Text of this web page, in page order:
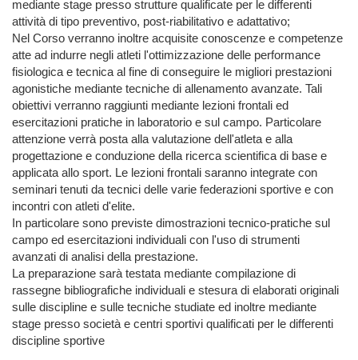
mediante stage presso strutture qualificate per le differenti
attività di tipo preventivo, post-riabilitativo e adattativo;
Nel Corso verranno inoltre acquisite conoscenze e competenze
atte ad indurre negli atleti l'ottimizzazione delle performance
fisiologica e tecnica al fine di conseguire le migliori prestazioni
agonistiche mediante tecniche di allenamento avanzate. Tali
obiettivi verranno raggiunti mediante lezioni frontali ed
esercitazioni pratiche in laboratorio e sul campo. Particolare
attenzione verrà posta alla valutazione dell'atleta e alla
progettazione e conduzione della ricerca scientifica di base e
applicata allo sport. Le lezioni frontali saranno integrate con
seminari tenuti da tecnici delle varie federazioni sportive e con
incontri con atleti d'elite.
In particolare sono previste dimostrazioni tecnico-pratiche sul
campo ed esercitazioni individuali con l'uso di strumenti
avanzati di analisi della prestazione.
La preparazione sarà testata mediante compilazione di
rassegne bibliografiche individuali e stesura di elaborati originali
sulle discipline e sulle tecniche studiate ed inoltre mediante
stage presso società e centri sportivi qualificati per le differenti
discipline sportive